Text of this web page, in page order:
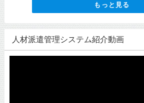
もっと見る
人材派遣管理システム紹介動画